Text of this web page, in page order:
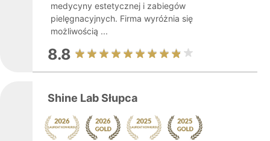
medycyny estetycznej i zabiegów
pielęgnacyjnych. Firma wyróżnia się
możliwością ...
8.8
Shine Lab Słupca